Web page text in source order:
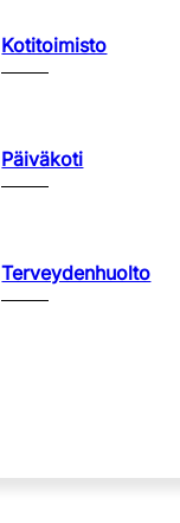
Kotitoimisto
Päiväkoti
Terveydenhuolto